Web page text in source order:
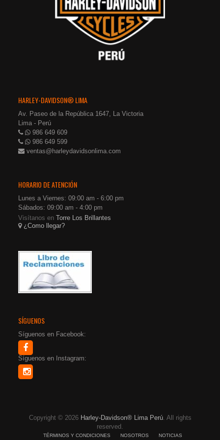
HARLEY-DAVIDSON® LIMA
Av. Paseo de la República 1647, La Victoria
Lima - Perú
986 649 609
986 649 599
ventas@harleydavidsonlima.com
HORARIO DE ATENCIÓN
Lunes a Viernes: 09:00 am - 6:00 pm
Sábados: 09:00 am - 4:00 pm
Visítanos enTorre Los Brillantes
¿Como llegar?
SÍGUENOS
Síguenos en Facebook:
Síguenos en Instagram:
Copyright © 2026 Harley-Davidson® Lima Perú. All rights
reserved.
TÉRMINOS Y CONDICIONES NOSOTROS NOTICIAS